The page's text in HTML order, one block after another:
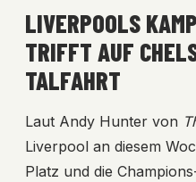
LIVERPOOLS
TRIFFT AUF
TALFAHRT
Laut Andy Hunter von
Liverpool an diesem
Platz und die